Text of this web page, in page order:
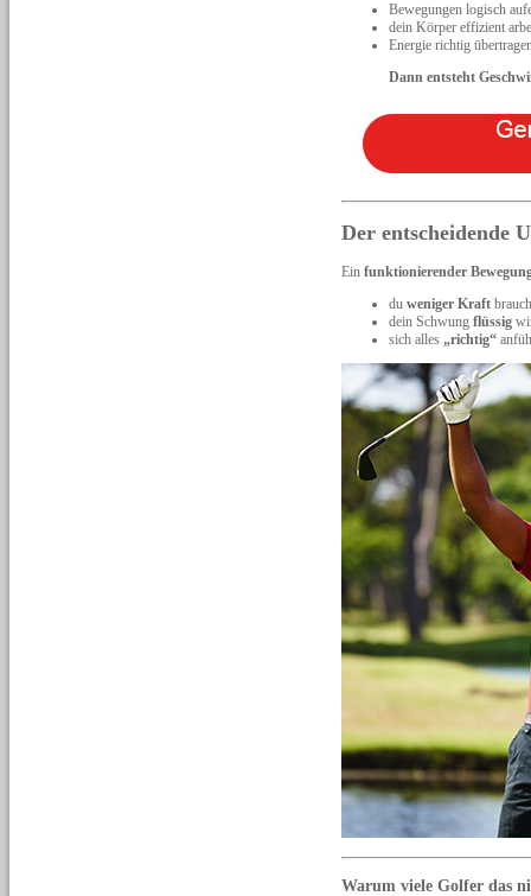
Bewegungen logisch
dein Körper effizient
Energie richtig
Dann entsteht
Der entscheidende
Ein funktionierender
du weniger Kraft
dein Schwung flüssig
sich alles „richtig“
Warum viele Golfer das